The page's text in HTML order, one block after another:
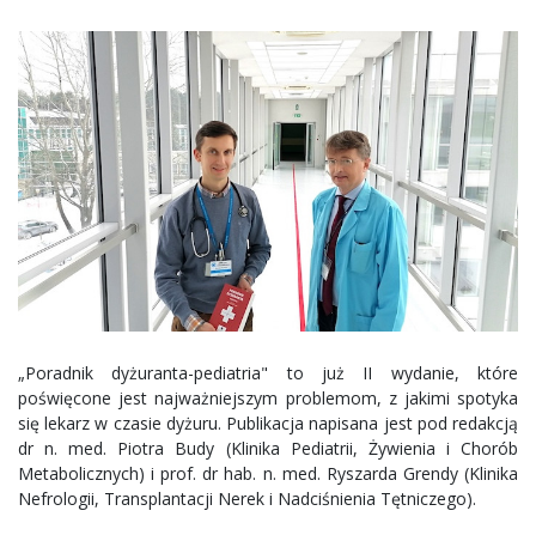
„Poradnik dyżuranta-pediatria" to już II wydanie, które
poświęcone jest najważniejszym problemom, z jakimi spotyka
się lekarz w czasie dyżuru. Publikacja napisana jest pod redakcją
dr n. med. Piotra Budy (Klinika Pediatrii, Żywienia i Chorób
Metabolicznych) i prof. dr hab. n. med. Ryszarda Grendy (Klinika
Nefrologii, Transplantacji Nerek i Nadciśnienia Tętniczego).